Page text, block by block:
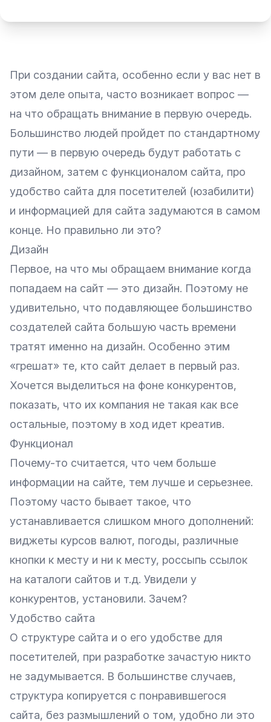
При создании сайта, особенно если у вас нет в
этом деле опыта, часто возникает вопрос —
на что обращать внимание в первую очередь.
Большинство людей пройдет по стандартному
пути — в первую очередь будут работать с
дизайном, затем c функционалом сайта, про
удобство сайта для посетителей (юзабилити)
и информацией для сайта задумаются в самом
конце. Но правильно ли это?
Дизайн
Первое, на что мы обращаем внимание когда
попадаем на сайт — это дизайн. Поэтому не
удивительно, что подавляющее большинство
создателей сайта большую часть времени
тратят именно на дизайн. Особенно этим
«грешат» те, кто сайт делает в первый раз.
Хочется выделиться на фоне конкурентов,
показать, что их компания не такая как все
остальные, поэтому в ход идет креатив.
Функционал
Почему-то считается, что чем больше
информации на сайте, тем лучше и серьезнее.
Поэтому часто бывает такое, что
устанавливается слишком много дополнений:
виджеты курсов валют, погоды, различные
кнопки к месту и ни к месту, россыпь ссылок
на каталоги сайтов и т.д. Увидели у
конкурентов, установили. Зачем?
Удобство сайта
О структуре сайта и о его удобстве для
посетителей, при разработке зачастую никто
не задумывается. В большинстве случаев,
структура копируется с понравившегося
сайта, без размышлений о том, удобно ли это